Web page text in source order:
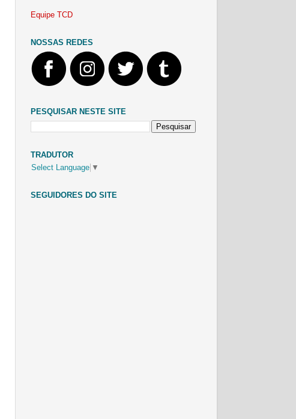
Equipe TCD
NOSSAS REDES
PESQUISAR NESTE SITE
TRADUTOR
Select Language ▼
SEGUIDORES DO SITE